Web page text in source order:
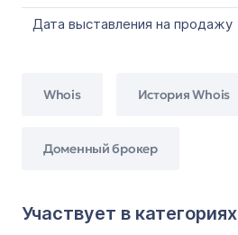
Дата выставления на продажу
Whois История Whois
Доменный брокер
Участвует в категориях